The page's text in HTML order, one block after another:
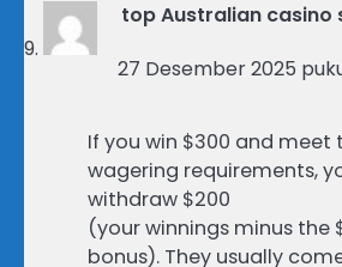
top Australian casino
27 Desember 2025
If you win $300 and meet
wagering requirements,
withdraw $200
(your winnings minus the
bonus). They usually